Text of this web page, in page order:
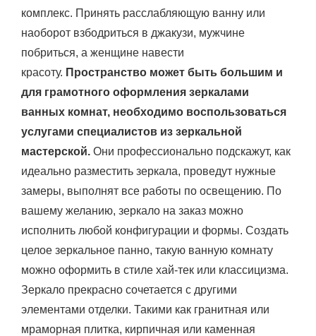
комплекс. Принять расслабляющую ванну или
наоборот взбодриться в джакузи, мужчине
побриться, а женщине навести
красоту. Пространство может быть большим и
для грамотного оформления зеркалами
ванных комнат, необходимо воспользоваться
услугами специалистов из зеркальной
мастерской. Они профессионально подскажут, как
идеально разместить зеркала, проведут нужные
замеры, выполнят все работы по освещению. По
вашему желанию, зеркало на заказ можно
исполнить любой конфигурации и формы. Создать
целое зеркальное панно, такую ванную комнату
можно оформить в стиле хай-тек или классицизма.
Зеркало прекрасно сочетается с другими
элементами отделки. Такими как гранитная или
мраморная плитка, кирпичная или каменная